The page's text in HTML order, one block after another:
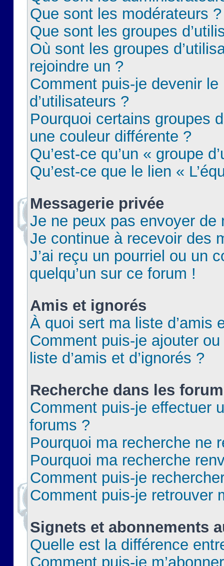
Que sont les modérateurs ?
Que sont les groupes
Où sont les groupes
rejoindre un ?
Comment puis-je devenir le
d’utilisateurs ?
Pourquoi certains groupes
une couleur différente ?
Qu’est-ce qu’un « groupe
Qu’est-ce que le lien «
Messagerie privée
Je ne peux pas envoyer de
Je continue à recevoir des
J’ai reçu un pourriel ou un
quelqu’un sur ce forum !
Amis et ignorés
À quoi sert ma liste d’amis
Comment puis-je ajouter
liste d’amis et d’ignorés ?
Recherche dans les
Comment puis-je effectuer
forums ?
Pourquoi ma recherche ne
Pourquoi ma recherche
Comment puis-je
Comment puis-je retrouver
Signets et abonnements
Quelle est la différence
Comment puis-je